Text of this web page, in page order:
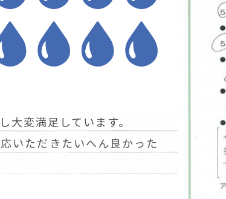
大変満足しています。
いただきたいへん良かった